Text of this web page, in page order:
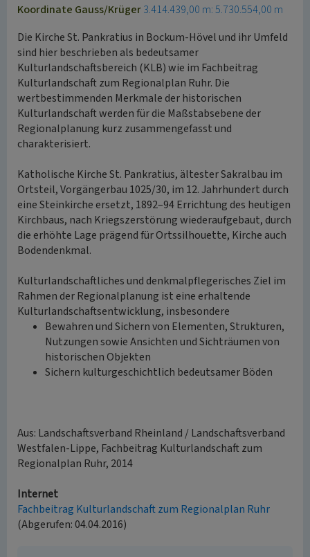
Koordinate Gauss/Krüger3.414.439,00 m: 5.730.554,00 m
Die Kirche St. Pankratius in Bockum-Hövel und ihr Umfeld
sind hier beschrieben als bedeutsamer
Kulturlandschaftsbereich (KLB) wie im Fachbeitrag
Kulturlandschaft zum Regionalplan Ruhr. Die
wertbestimmenden Merkmale der historischen
Kulturlandschaft werden für die Maßstabsebene der
Regionalplanung kurz zusammengefasst und
charakterisiert.
Katholische Kirche St. Pankratius, ältester Sakralbau im
Ortsteil, Vorgängerbau 1025/30, im 12. Jahrhundert durch
eine Steinkirche ersetzt, 1892–94 Errichtung des heutigen
Kirchbaus, nach Kriegszerstörung wiederaufgebaut, durch
die erhöhte Lage prägend für Ortssilhouette, Kirche auch
Bodendenkmal.
Kulturlandschaftliches und denkmalpflegerisches Ziel im
Rahmen der Regionalplanung ist eine erhaltende
Kulturlandschaftsentwicklung, insbesondere
Bewahren und Sichern von Elementen, Strukturen,
Nutzungen sowie Ansichten und Sichträumen von
historischen Objekten
Sichern kulturgeschichtlich bedeutsamer Böden
Aus: Landschaftsverband Rheinland / Landschaftsverband
Westfalen-Lippe, Fachbeitrag Kulturlandschaft zum
Regionalplan Ruhr, 2014
Internet
Fachbeitrag Kulturlandschaft zum Regionalplan Ruhr
(Abgerufen: 04.04.2016)